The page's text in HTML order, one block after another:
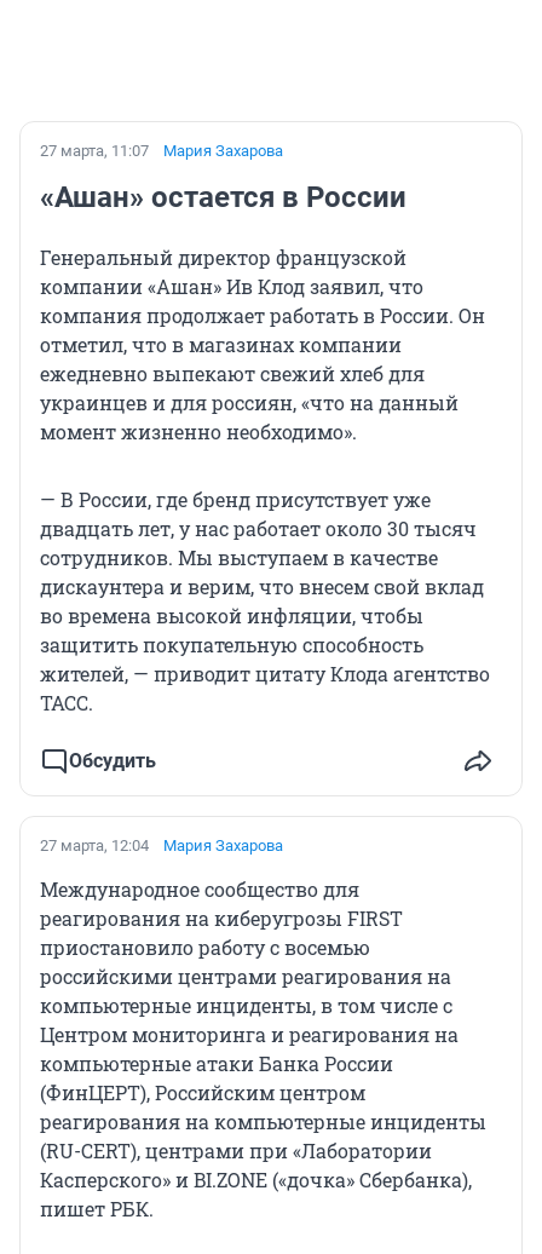
27 марта, 11:07 Мария Захарова
«Ашан» остается в России
Генеральный директор французской
компании «Ашан» Ив Клод заявил, что
компания продолжает работать в России. Он
отметил, что в магазинах компании
ежедневно выпекают свежий хлеб для
украинцев и для россиян, «что на данный
момент жизненно необходимо».
— В России, где бренд присутствует уже
двадцать лет, у нас работает около 30 тысяч
сотрудников. Мы выступаем в качестве
дискаунтера и верим, что внесем свой вклад
во времена высокой инфляции, чтобы
защитить покупательную способность
жителей, — приводит цитату Клода агентство
ТАСС.
Обсудить
27 марта, 12:04 Мария Захарова
Международное сообщество для
реагирования на киберугрозы FIRST
приостановило работу с восемью
российскими центрами реагирования на
компьютерные инциденты, в том числе с
Центром мониторинга и реагирования на
компьютерные атаки Банка России
(ФинЦЕРТ), Российским центром
реагирования на компьютерные инциденты
(RU-CERT), центрами при «Лаборатории
Касперского» и BI.ZONE («дочка» Сбербанка),
пишет РБК.